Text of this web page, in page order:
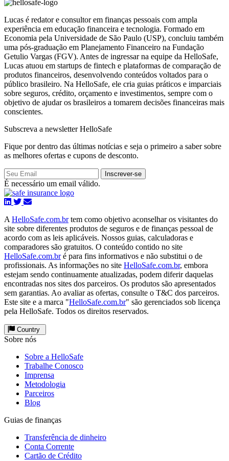
Lucas é redator e consultor em finanças pessoais com ampla
experiência em educação financeira e tecnologia. Formado em
Economia pela Universidade de São Paulo (USP), concluiu também
uma pós-graduação em Planejamento Financeiro na Fundação
Getulio Vargas (FGV). Antes de ingressar na equipe da HelloSafe,
Lucas atuou em startups de fintech e plataformas de comparação de
produtos financeiros, desenvolvendo conteúdos voltados para o
público brasileiro. Na HelloSafe, ele cria guias práticos e imparciais
sobre seguros, crédito, orçamento e investimentos, sempre com o
objetivo de ajudar os brasileiros a tomarem decisões financeiras mais
conscientes.
Subscreva a newsletter HelloSafe
Fique por dentro das últimas notícias e seja o primeiro a saber sobre
as melhores ofertas e cupons de desconto.
Inscrever-se
É necessário um email válido.
A HelloSafe.com.brtem como objetivo aconselhar os visitantes do
site sobre diferentes produtos de seguros e de finanças pessoal de
acordo com as leis aplicáveis. Nossos guias, calculadoras e
comparadores são gratuitos. O conteúdo contido no site
HelloSafe.com.bré para fins informativos e não substitui o de
profissionais. As informações no site HelloSafe.com.br, embora
estejam sendo continuamente atualizadas, podem diferir daquelas
encontradas nos sites dos parceiros. Os produtos são apresentados
sem garantias. Ao avaliar as ofertas, consulte o T&C dos parceiros.
Este site e a marca "HelloSafe.com.br" são gerenciados sob licença
pela HelloSafe. Todos os direitos reservados.
Country
Sobre nós
Sobre a HelloSafe
Trabalhe Conosco
Imprensa
Metodologia
Parceiros
Blog
Guias de finanças
Transferência de dinheiro
Conta Corrente
Cartão de Crédito